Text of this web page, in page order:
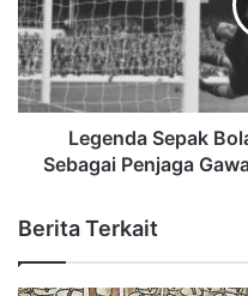
Legenda Sepak
Sebagai Penjaga
Berita Terkait